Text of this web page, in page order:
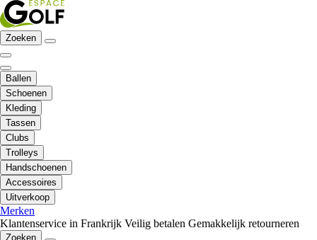
Zoeken
Ballen
Schoenen
Kleding
Tassen
Clubs
Trolleys
Handschoenen
Accessoires
Uitverkoop
Merken
Klantenservice in Frankrijk Veilig betalen Gemakkelijk retourneren
Zoeken